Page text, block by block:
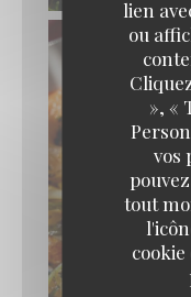
lien
ou
», «
vos
tout
cookie